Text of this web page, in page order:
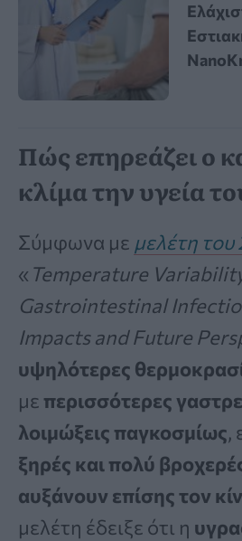
Πώς επηρεάζει ο
κλίμα την υγεία
Σύμφωνα με μελέτη του
« Temperature
Gastrointestinal
Impacts and Future
υψηλότερες
με περισσότερες
λοιμώξεις παγκοσμίως,
ξηρές και πολύ
αυξάνουν επίσης τον
μελέτη έδειξε ότι η